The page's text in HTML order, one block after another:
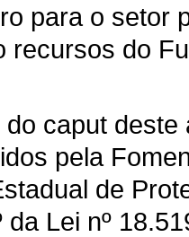
para o setor
recursos do
do caput
pela
de
da Lei nº